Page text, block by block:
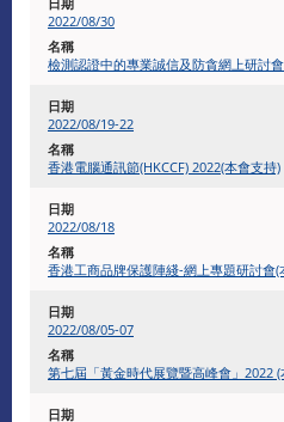
2022/08/30
檢測認證中的專業誠信及防貪網上研討
​2022/08/19-22
香港電腦通訊節(HKCCF) 2022(本會支持)
2022/08/18
香港工商品牌保護陣綫-網上專題研討會(
2022/08/05-07
第七屆「黃金時代展覽暨高峰會」2022 (